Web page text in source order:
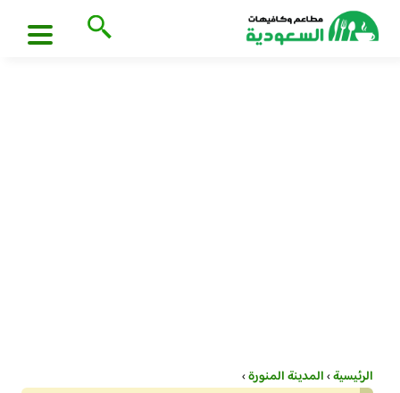
الرئيسية›المدينة المنورة›